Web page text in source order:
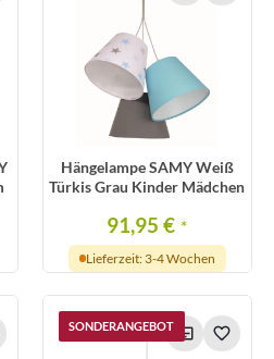
Hängelampe SAMY Weiß
Türkis Grau Kinder Mädchen
91,95 € *
Lieferzeit: 3-4 Wochen
SONDERANGEBOT